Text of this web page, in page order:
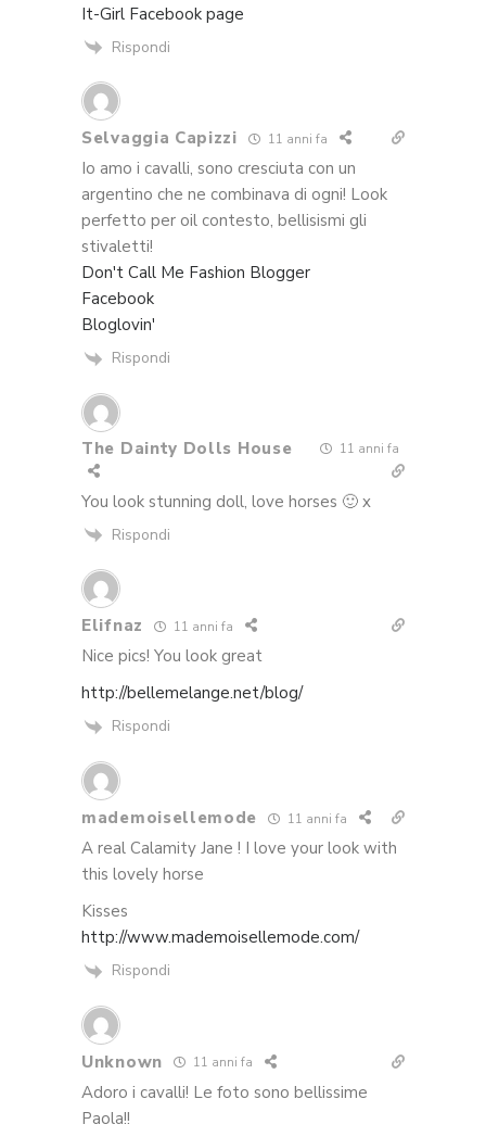
It-Girl Facebook page
Rispondi
Selvaggia Capizzi 11 anni fa
Io amo i cavalli, sono cresciuta con un
argentino che ne combinava di ogni! Look
perfetto per oil contesto, bellisismi gli
stivaletti!
Don't Call Me Fashion Blogger
Facebook
Bloglovin'
Rispondi
The Dainty Dolls House 11 anni fa
You look stunning doll, love horses 🙂 x
Rispondi
Elifnaz 11 anni fa
Nice pics! You look great
http://bellemelange.net/blog/
Rispondi
mademoisellemode 11 anni fa
A real Calamity Jane ! I love your look with
this lovely horse
Kisses
http://www.mademoisellemode.com/
Rispondi
Unknown 11 anni fa
Adoro i cavalli! Le foto sono bellissime
Paola!!